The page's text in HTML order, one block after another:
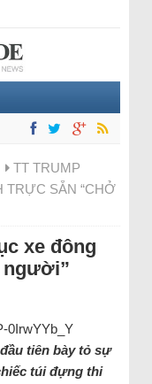
TT TRUMP
TRỰC SẴN “CHỞ
xe đông
người”
0IrwYYb_Y
tiên bày tỏ sự
túi đựng thi